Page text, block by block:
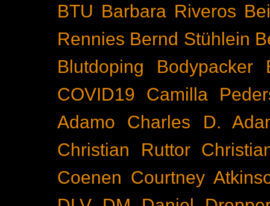
BTU Barbara Riveros
Rennies Bernd Stühlein
Blutdoping
Bodypacker
COVID19
Camilla
Adamo
Charles D.
Christian Ruttor
Coenen Courtney